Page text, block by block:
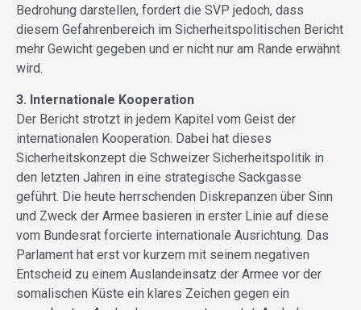
Bedrohung darstellen, fordert die SVP jedoch, dass
diesem Gefahrenbereich im Sicherheitspolitischen Bericht
mehr Gewicht gegeben und er nicht nur am Rande erwähnt
wird.
3. Internationale Kooperation
Der Bericht strotzt in jedem Kapitel vom Geist der
internationalen Kooperation. Dabei hat dieses
Sicherheitskonzept die Schweizer Sicherheitspolitik in
den letzten Jahren in eine strategische Sackgasse
geführt. Die heute herrschenden Diskrepanzen über Sinn
und Zweck der Armee basieren in erster Linie auf diese
vom Bundesrat forcierte internationale Ausrichtung. Das
Parlament hat erst vor kurzem mit seinem negativen
Entscheid zu einem Auslandeinsatz der Armee vor der
somalischen Küste ein klares Zeichen gegen ein